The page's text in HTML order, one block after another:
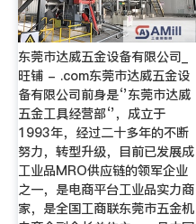
东莞市达威五金设备有限公司_
旺铺 - .com东莞市达威五金设
备有限公司前身是‘’东莞市达威
五金工具经营部‘’，成立于
1993年，经过二十多年的不断
努力，转型升级，目前已发展成
工业品MRO供应链的领军企业
之一，是电商平台工业品实力商
家，是全国工商联东莞市五金机